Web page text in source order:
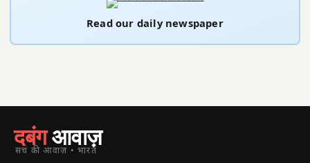
Read our daily newspaper
दबंगआवाज़
सच की आवाज़ • भारत